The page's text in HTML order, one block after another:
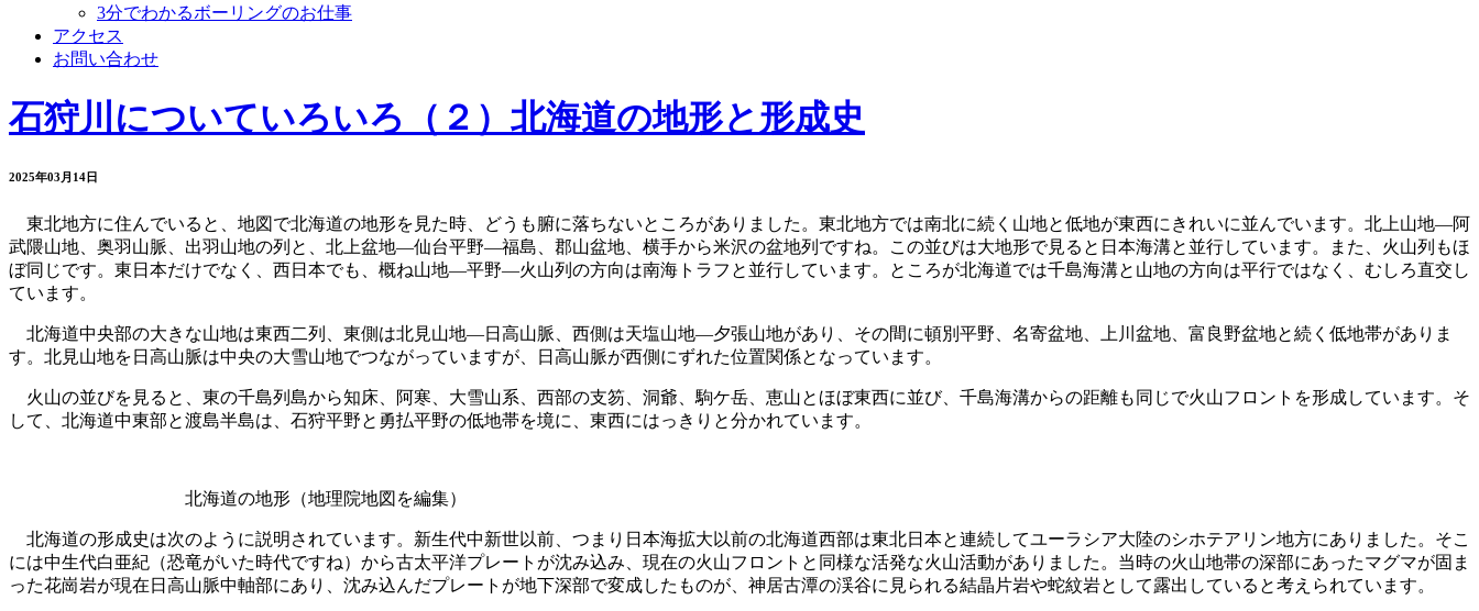
3分でわかるボーリングのお仕事
アクセス
お問い合わせ
石狩川についていろいろ（２）北海道の地形と形成史
2025年03月14日
東北地方に住んでいると、地図で北海道の地形を見た時、どうも腑に落ちないところがありました。東北地方では南北に続く山地と低地が東西にきれいに並んでいます。北上山地―阿
武隈山地、奥羽山脈、出羽山地の列と、北上盆地―仙台平野―福島、郡山盆地、横手から米沢の盆地列ですね。この並びは大地形で見ると日本海溝と並行しています。また、火山列もほ
ぼ同じです。東日本だけでなく、西日本でも、概ね山地―平野―火山列の方向は南海トラフと並行しています。ところが北海道では千島海溝と山地の方向は平行ではなく、むしろ直交し
ています。
北海道中央部の大きな山地は東西二列、東側は北見山地―日高山脈、西側は天塩山地―夕張山地があり、その間に頓別平野、名寄盆地、上川盆地、富良野盆地と続く低地帯がありま
す。北見山地を日高山脈は中央の大雪山地でつながっていますが、日高山脈が西側にずれた位置関係となっています。
火山の並びを見ると、東の千島列島から知床、阿寒、大雪山系、西部の支笏、洞爺、駒ケ岳、恵山とほぼ東西に並び、千島海溝からの距離も同じで火山フロントを形成しています。そ
して、北海道中東部と渡島半島は、石狩平野と勇払平野の低地帯を境に、東西にはっきりと分かれています。
北海道の地形（地理院地図を編集）
北海道の形成史は次のように説明されています。新生代中新世以前、つまり日本海拡大以前の北海道西部は東北日本と連続してユーラシア大陸のシホテアリン地方にありました。そこ
には中生代白亜紀（恐竜がいた時代ですね）から古太平洋プレートが沈み込み、現在の火山フロントと同様な活発な火山活動がありました。当時の火山地帯の深部にあったマグマが固ま
った花崗岩が現在日高山脈中軸部にあり、沈み込んだプレートが地下深部で変成したものが、神居古潭の渓谷に見られる結晶片岩や蛇紋岩として露出していると考えられています。